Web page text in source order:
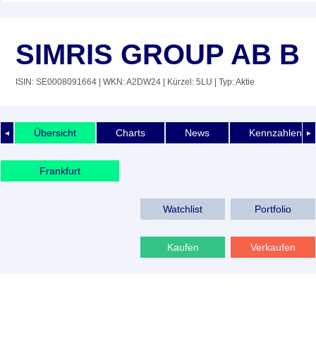
SIMRIS GROUP AB B
ISIN: SE0008091664 | WKN: A2DW24 | Kürzel: 5LU | Typ: Aktie
◄ ►
Übersicht Charts News Kennzahlen
Frankfurt
Watchlist Portfolio
Kaufen Verkaufen